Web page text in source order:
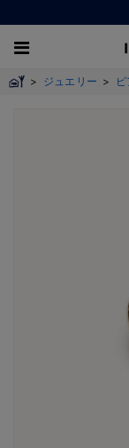
> ジュエリー >